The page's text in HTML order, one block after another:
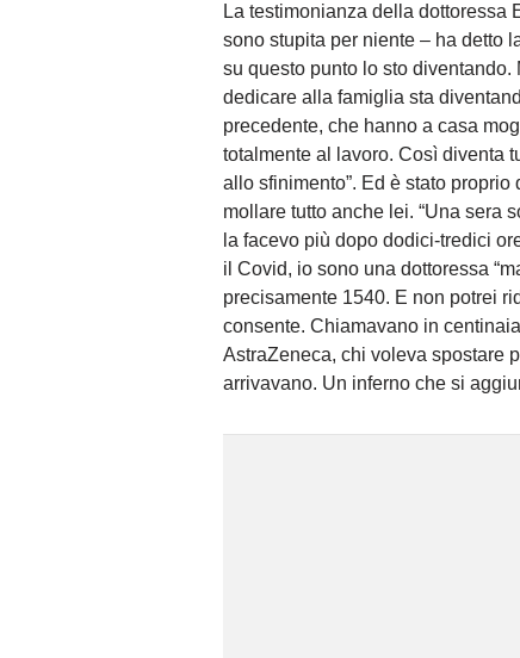
La testimonianza della dottoressa
sono stupita per niente – ha detto
su questo punto lo sto
dedicare alla famiglia sta
precedente, che hanno a casa
totalmente al lavoro. Così diventa
allo sfinimento”. Ed è stato
mollare tutto anche lei. “Una sera
la facevo più dopo dodici-tredici
il Covid, io sono una dottoressa
precisamente 1540. E non potrei
consente. Chiamavano in
AstraZeneca, chi voleva spostare
arrivavano. Un inferno che si